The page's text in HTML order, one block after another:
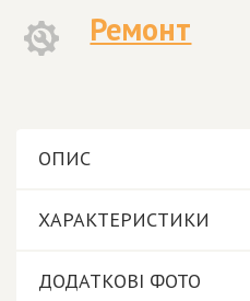
Ремонт
ОПИС
ХАРАКТЕРИСТИКИ
ДОДАТКОВІ ФОТО